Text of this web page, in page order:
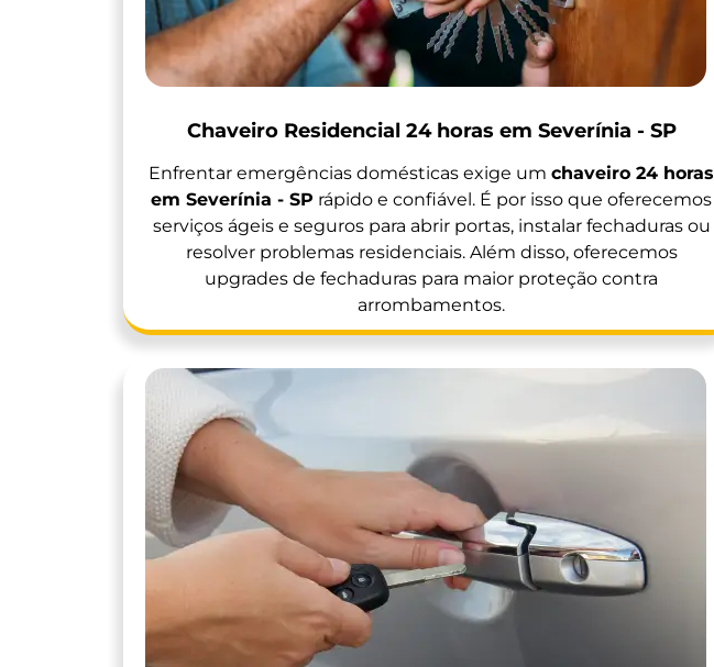
Chaveiro Residencial 24 horas em Severínia - SP
Enfrentar emergências domésticas exige um chaveiro 24 horas
em Severínia - SP rápido e confiável. É por isso que oferecemos
serviços ágeis e seguros para abrir portas, instalar fechaduras ou
resolver problemas residenciais. Além disso, oferecemos
upgrades de fechaduras para maior proteção contra
arrombamentos.